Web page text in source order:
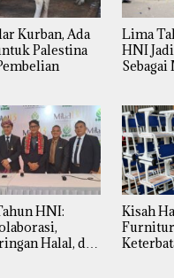
Kurban, Ada
Palestina
Lima
HNI
Sebagai
HNI:
Halal, dan
Kisah